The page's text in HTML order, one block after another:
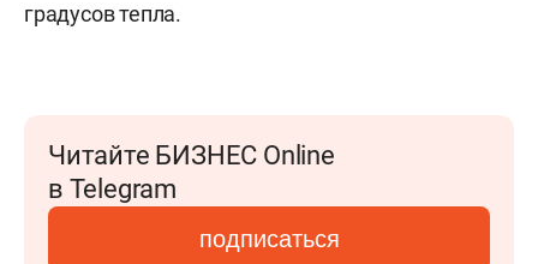
градусов тепла.
Читайте БИЗНЕС Online
в Telegram
подписаться